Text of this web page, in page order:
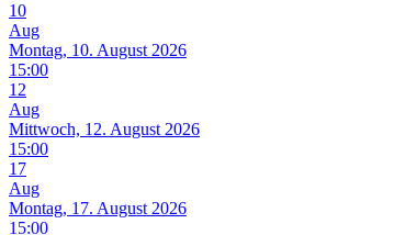
10
Aug
Montag, 10. August 2026
15:00
12
Aug
Mittwoch, 12. August 2026
15:00
17
Aug
Montag, 17. August 2026
15:00